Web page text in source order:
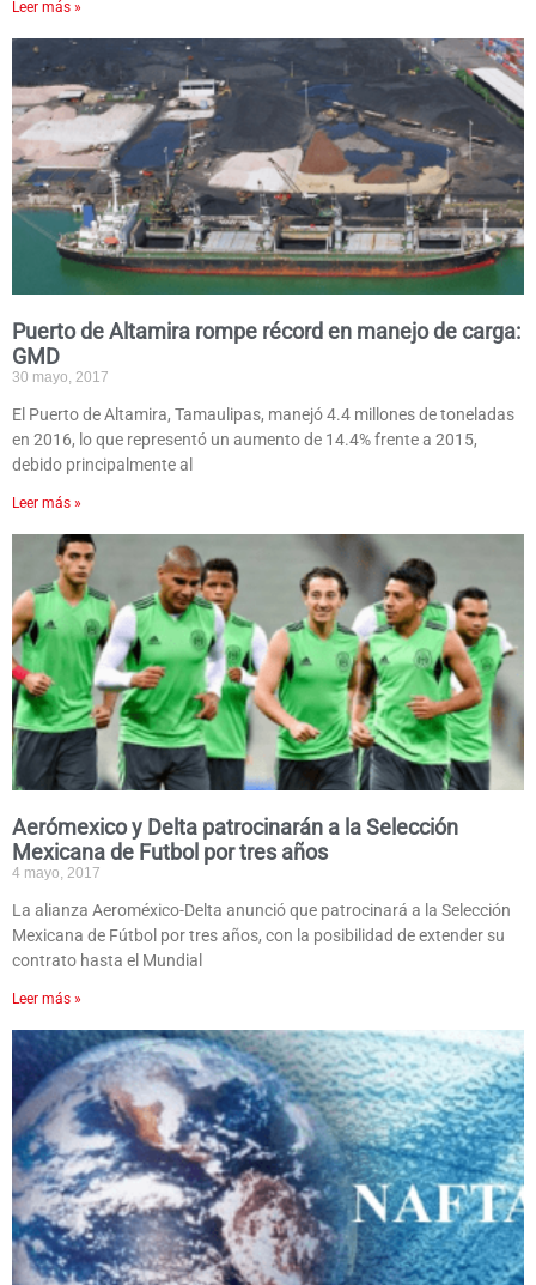
Leer más »
Puerto de Altamira rompe récord en manejo de carga:
GMD
30 mayo, 2017
El Puerto de Altamira, Tamaulipas, manejó 4.4 millones de toneladas
en 2016, lo que representó un aumento de 14.4% frente a 2015,
debido principalmente al
Leer más »
Aerómexico y Delta patrocinarán a la Selección
Mexicana de Futbol por tres años
4 mayo, 2017
La alianza Aeroméxico-Delta anunció que patrocinará a la Selección
Mexicana de Fútbol por tres años, con la posibilidad de extender su
contrato hasta el Mundial
Leer más »